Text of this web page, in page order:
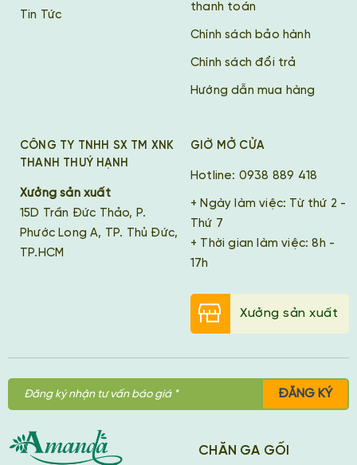
Tin Tức
thanh toán
Chính sách bảo hành
Chính sách đổi trả
Hướng dẫn mua hàng
CÔNG TY TNHH SX TM XNK
THANH THUÝ HẠNH
Xưởng sản xuất
15D Trần Đức Thảo, P.
Phước Long A, TP. Thủ Đức,
TP.HCM
GIỜ MỞ CỬA
Hotline: 0938 889 418
+ Ngày làm việc: Từ thứ 2 -
Thứ 7
+ Thời gian làm việc: 8h -
17h
Xưởng sản xuất
ĐĂNG KÝ
CHĂN GA GỐI